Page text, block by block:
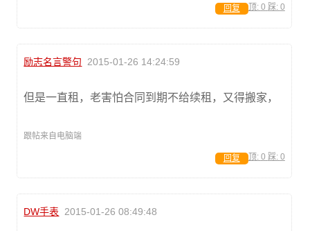
顶: 0 踩: 0
回复
励志名言警句 2015-01-26 14:24:59
但是一直租，老害怕合同到期不给续租，又得搬家，
跟帖来自电脑端
顶: 0 踩: 0
回复
DW手表 2015-01-26 08:49:48